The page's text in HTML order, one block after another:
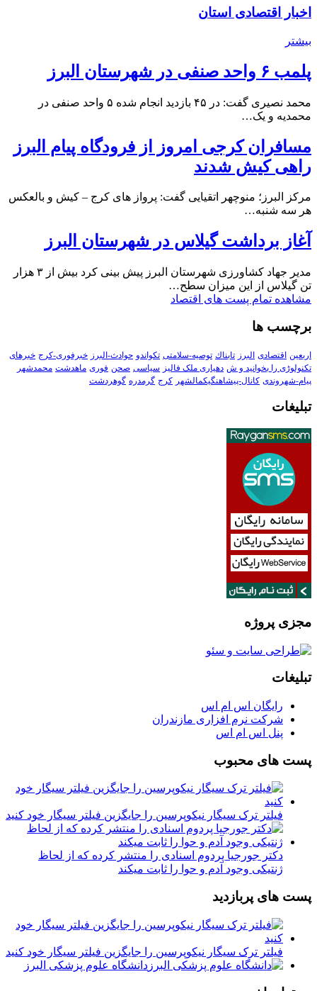
اخبار اقتصادی استان
بیشتر
پلمب ۶ واحد صنفی در شهرستان البرز
محمد نصیری گفت: در ۴۵ بازدید انجام شده ۵ واحد صنفی در
محمدیه و یک…
مسافران کرجی امروز از فرودگاه پیام البرز
راهی کیش شدند
مرکز البرز؛ منوچهر اتقیایی گفت: پرواز های کرج – کیش و بالعکس
هر سه شنبه…
آغاز برداشت گیلاس در شهرستان البرز
مدیر جهاد کشاورزی شهرستان البرز پیش بینی کرد بیش از ۳ هزار
تن گیلاس از این میزان سطح…
مشاهده تمام پست های اقتصاد
برچسب ها
اربعین اقتصادی البرز تابناك توصیه-سلامتی تکواندو حوادث-البرز خبرفوری-کرج خبرهای
تکنولوڑی را بخوانید و ش دهیاری ملک فالیز سیاسی صحن فوری ماهدشت محمدشهر
پیام-شهروندی کانال-پیشاهنگیکمالشهر کرج گرمدره گوهردشت
تبلیغات
مجزی پروژه
تبلیغات
رایگان اس ام اس
شرکت نرم افزاری مازندران
پنل اس ام اس
پست های محبوب
فیلتر ترک سیگار نیکوپرسین را جایگزین فیلتر سیگار خود کنید
دکتر جورجیا پردوم اسنادی را منتشر کرده که از لحاظ
ژنتیکی وجود آدم و حوا را ثابت میکند
پست های پربازدید
فیلتر ترک سیگار نیکوپرسین را جایگزین فیلتر سیگار خود کنید
دانشگاه علوم پزشکی البرز